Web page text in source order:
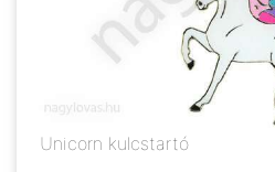
Unicorn kulcstartó